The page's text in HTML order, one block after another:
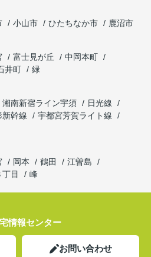
小山市 ひたちなか市
鹿沼市
富士見が丘
中岡本町
井町
緑
湘南新宿ライン宇須
日光線
新幹線
宇都宮芳賀ライト線
岡本 鶴田
江曽島
目 峰
情報センター
お問い合わせ